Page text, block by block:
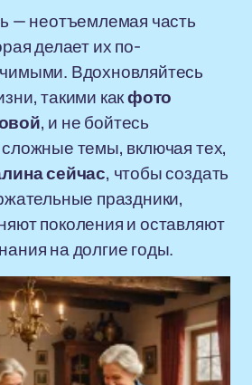
— неотъемлемая часть
делает их по-
Вдохновляйтесь
такими какфото
, и не бойтесь
темы, включая тех,
сейчас, чтобы создать
праздники,
поколения и оставляют
на долгие годы.